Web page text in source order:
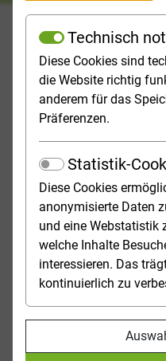
Technisch
Diese Cookies sind
die Website richtig
anderem für das
Präferenzen.
Statistik-
Diese Cookies
anonymisierte Daten
und eine Webstatistik
welche Inhalte
interessieren. Das
kontinuierlich zu
Orientieren
StartseiteNews
Zahl der
LIEBE
die Zahl der
zum dritten Mal in Folge